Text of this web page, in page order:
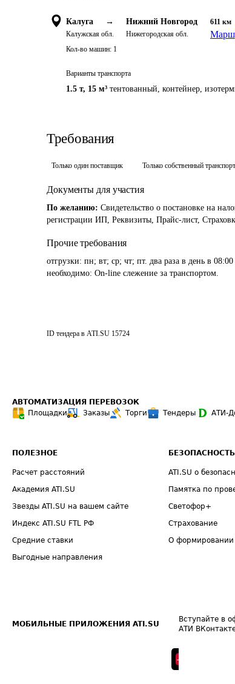
Калуга →
Калужская обл.
Нижний Новгород
Нижегородская обл.
611 км
Кол-во машин: 1
Варианты транспорта
1.5 т, 15 м³ тентованный, контейнер,
Требования
Только один поставщик Только собственный транспорт
Документы для участия
По желанию: Свидетельство о постановке на
регистрации ИП, Реквизиты, Прайс-лист,
Прочие требования
отгрузки: пн; вт; ср; чт; пт. два раза в день в
необходимо: On-line слежение за транспортом.
ID тендера в ATI.SU 15724
АВТОМАТИЗАЦИЯ ПЕРЕВОЗОК
Площадки
Заказы Торги Тендеры АТИ-
ПОЛЕЗНОЕ
Расчет расстояний
Академия ATI.SU
Звезды ATI.SU на вашем сайте
Индекс ATI.SU FTL РФ
Средние ставки
Выгодные направления
БЕЗОПАСНОСТЬ
ATI.SU о
Памятка по
Светофор+
Страхование
О формировании
МОБИЛЬНЫЕ ПРИЛОЖЕНИЯ ATI.SU
Вступайте в
АТИ